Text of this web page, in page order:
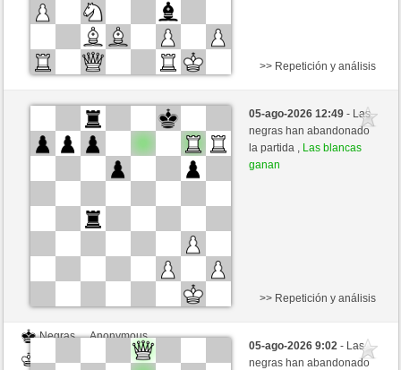
Negras
Anonymous
Hinkelstein (1309)
Tiempo: 5 minutes/side + 8 seconds/move
>> Repetición y análisis
05-ago-2026 12:49- Las
negras han abandonado
la partida , Las blancas
ganan
Negras
Anonymous
Hinkelstein (1309)
>> Repetición y análisis
05-ago-2026 9:02- Las
negras han abandonado